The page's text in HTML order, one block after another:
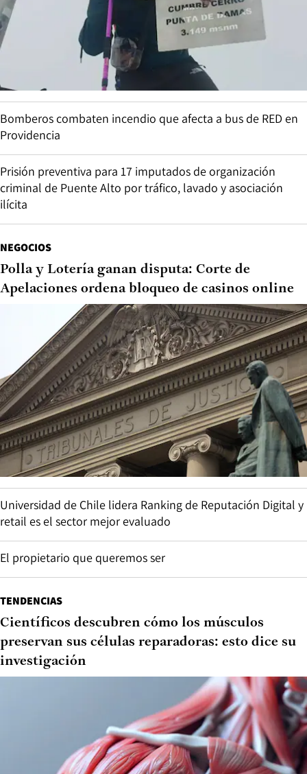
Bomberos combaten incendio que afecta a bus de RED en
Providencia
Prisión preventiva para 17 imputados de organización
criminal de Puente Alto por tráfico, lavado y asociación
ilícita
NEGOCIOS
Polla y Lotería ganan disputa: Corte de
Apelaciones ordena bloqueo de casinos online
Universidad de Chile lidera Ranking de Reputación Digital y
retail es el sector mejor evaluado
El propietario que queremos ser
TENDENCIAS
Científicos descubren cómo los músculos
preservan sus células reparadoras: esto dice su
investigación